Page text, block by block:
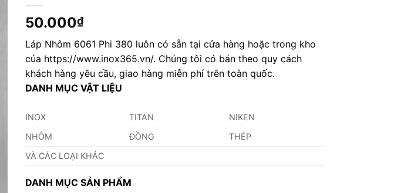
50.000₫
Láp Nhôm 6061 Phi 380 luôn có sẵn tại cửa hàng hoặc trong kho
của https://www.inox365.vn/. Chúng tôi có bán theo quy cách
khách hàng yêu cầu, giao hàng miễn phí trên toàn quốc.
DANH MỤC VẬT LIỆU
INOX TITAN
NIKEN
NHÔM
ĐỒNG
THÉP
VÀ CÁC LOẠI KHÁC
DANH MỤC SẢN PHẨM